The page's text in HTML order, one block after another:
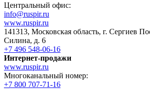
Центральный офис:
info@ruspir.ru
www.ruspir.ru
141313, Московская область, г. Сергиев
Силина, д. 6
+7 496 548-06-16
Интернет-продажи
www.ruspir.ru
Многоканальный номер:
+7 800 707-71-16